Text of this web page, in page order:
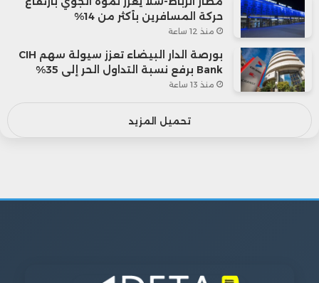
حركة المسافرين بأكثر من 14%
منذ 12 ساعة
بورصة الدار البيضاء تعزز سيولة سهم CIH
Bank برفع نسبة التداول الحر إلى 35%
منذ 13 ساعة
تحميل المزيد